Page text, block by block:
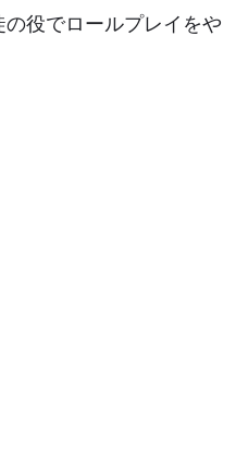
役でロールプレイをや